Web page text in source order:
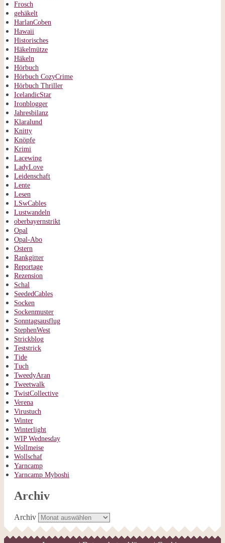
Frosch
gehäkelt
HarlanCoben
Hawaii
Historisches
Häkelmütze
Häkeln
Hörbuch
Hörbuch CozyCrime
Hörbuch Thriller
IcelandicStar
Ironblogger
Jahresbilanz
Klaralund
Knitty
Knöpfe
Krimi
Lacewing
LadyLove
Leidenschaft
Lente
Lesen
LSwCables
Lustwandeln
oberbayernstrikt
Opal
Opal-Abo
Ostern
Rankgitter
Reportage
Rezension
Schal
SeededCables
Socken
Sockenmuster
Sonntagsausflug
StephenWest
Strickblog
Teststrick
Tide
Tuch
TweedyAran
Tweetwalk
TwistCollective
Verena
Virustuch
Winter
Winterlight
WIP Wednesday
Wollmeise
Wollschaf
Yarncamp
Yarncamp Myboshi
Archiv
Archiv